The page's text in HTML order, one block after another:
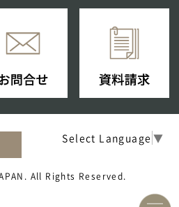
Select Language ▼
All Rights Reserved.